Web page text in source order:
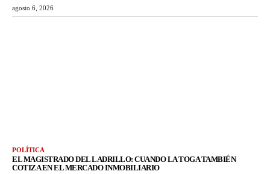
agosto 6, 2026
POLÍTICA
EL MAGISTRADO DEL LADRILLO: CUANDO LA TOGA TAMBIÉN
COTIZA EN EL MERCADO INMOBILIARIO